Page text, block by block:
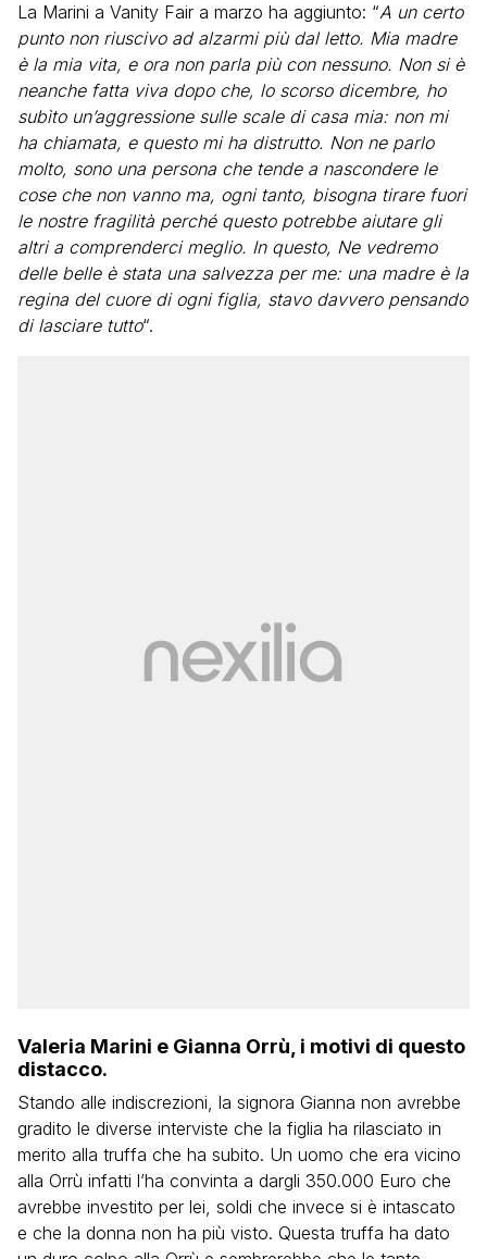
La Marini a Vanity Fair a marzo ha aggiunto: “A un certo
punto non riuscivo ad alzarmi più dal letto. Mia madre
è la mia vita, e ora non parla più con nessuno. Non si è
neanche fatta viva dopo che, lo scorso dicembre, ho
subìto un’aggressione sulle scale di casa mia: non mi
ha chiamata, e questo mi ha distrutto. Non ne parlo
molto, sono una persona che tende a nascondere le
cose che non vanno ma, ogni tanto, bisogna tirare fuori
le nostre fragilità perché questo potrebbe aiutare gli
altri a comprenderci meglio. In questo, Ne vedremo
delle belle è stata una salvezza per me: una madre è la
regina del cuore di ogni figlia, stavo davvero pensando
di lasciare tutto“.
Valeria Marini e Gianna Orrù, i motivi di questo
distacco.
Stando alle indiscrezioni, la signora Gianna non avrebbe
gradito le diverse interviste che la figlia ha rilasciato in
merito alla truffa che ha subito. Un uomo che era vicino
alla Orrù infatti l’ha convinta a dargli 350.000 Euro che
avrebbe investito per lei, soldi che invece si è intascato
e che la donna non ha più visto. Questa truffa ha dato